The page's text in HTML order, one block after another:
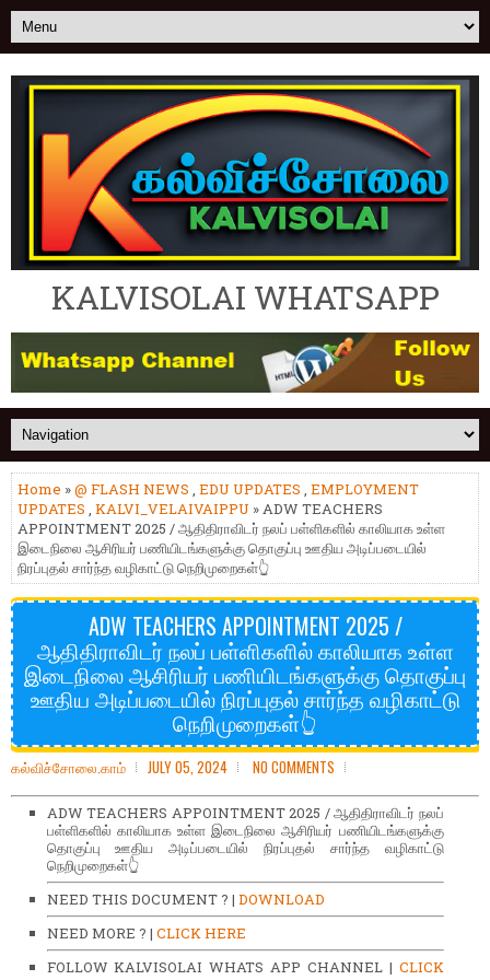
KALVISOLAI WHATSAPP
Home »@ FLASH NEWS , EDU UPDATES , EMPLOYMENT
UPDATES , KALVI_VELAIVAIPPU » ADW TEACHERS
APPOINTMENT 2025 / ஆதிதிராவிடர் நலப் பள்ளிகளில் காலியாக உள்ள
இடைநிலை ஆசிரியர் பணியிடங்களுக்கு தொகுப்பு ஊதிய அடிப்படையில்
நிரப்புதல் சார்ந்த வழிகாட்டு நெறிமுறைகள்👆
ADW TEACHERS APPOINTMENT 2025 /
ஆதிதிராவிடர் நலப் பள்ளிகளில் காலியாக உள்ள
இடைநிலை ஆசிரியர் பணியிடங்களுக்கு தொகுப்பு
ஊதிய அடிப்படையில் நிரப்புதல் சார்ந்த வழிகாட்டு
நெறிமுறைகள்👆
கல்விச்சோலை.காம் JULY 05, 2024 NO COMMENTS
ADW TEACHERS APPOINTMENT 2025 / ஆதிதிராவிடர் நலப்
பள்ளிகளில் காலியாக உள்ள இடைநிலை ஆசிரியர் பணியிடங்களுக்கு
தொகுப்பு ஊதிய அடிப்படையில் நிரப்புதல் சார்ந்த வழிகாட்டு
நெறிமுறைகள்👆
NEED THIS DOCUMENT ? | DOWNLOAD
NEED MORE ? | CLICK HERE
FOLLOW KALVISOLAI WHATS APP CHANNEL | CLICK